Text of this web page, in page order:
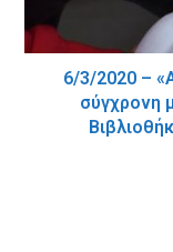
6/3/2020 –
σύγχρονη